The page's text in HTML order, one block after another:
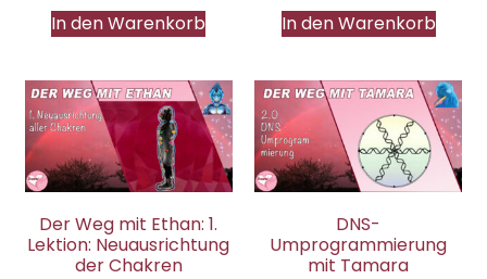
In den Warenkorb In den Warenkorb
Der Weg mit Ethan: 1.
Lektion: Neuausrichtung
der Chakren
DNS-
Umprogrammierung
mit Tamara